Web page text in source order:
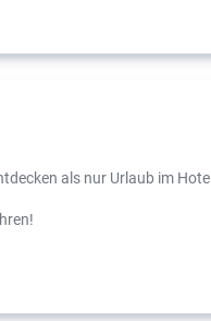
als nur Urlaub im